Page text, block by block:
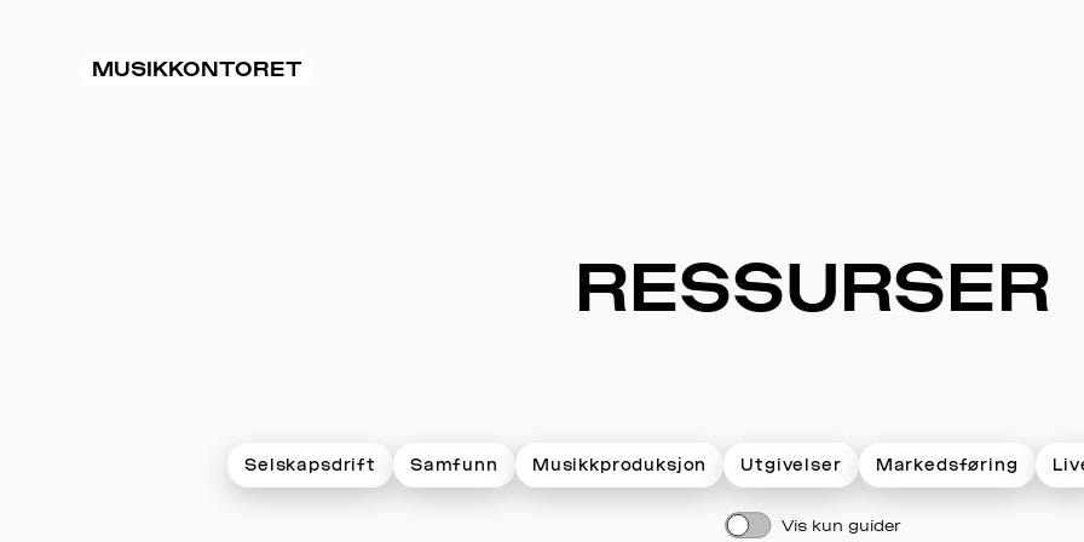
MUSIKKONTORET
RESSURSER
Selskapsdrift Samfunn Musikkproduksjon Utgivelser Markedsføring
Vis kun guider